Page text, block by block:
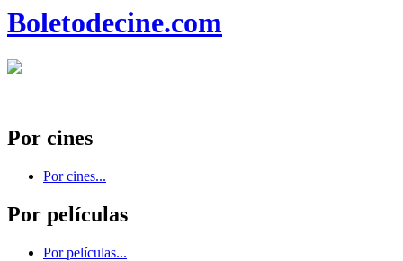
Boletodecine.com
Por cines
Por cines...
Por películas
Por películas...